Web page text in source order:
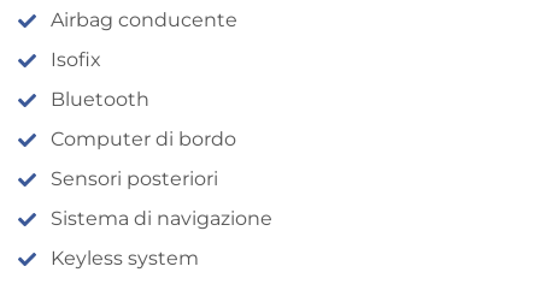
Airbag conducente
Isofix
Bluetooth
Computer di bordo
Sensori posteriori
Sistema di navigazione
Keyless system